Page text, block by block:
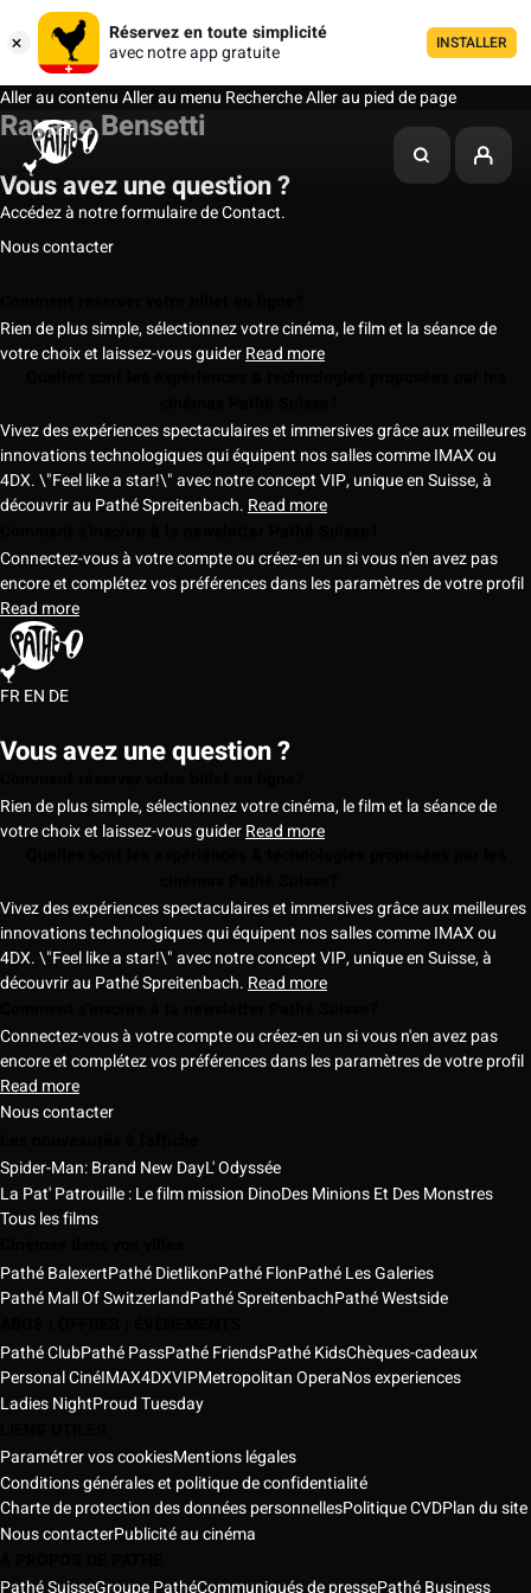
Réservez en toute simplicité
avec notre app gratuite
INSTALLER
Aller au contenuAller au menu RechercheAller au pied de page
Rayane Bensetti
Vous avez une question ?
Accédez à notre formulaire de Contact.
Nous contacter
Rien de plus simple, sélectionnez votre cinéma, le film et la séance de
votre choix et laissez-vous guiderRead more
Vivez des expériences spectaculaires et immersives grâce aux meilleures
innovations technologiques qui équipent nos salles comme IMAX ou
4DX. \"Feel like a star!\" avec notre concept VIP, unique en Suisse, à
découvrir au Pathé Spreitenbach. Read more
Connectez-vous à votre compte ou créez-en un si vous n'en avez pas
encore et complétez vos préférences dans les paramètres de votre profil
Read more
FREN DE
Vous avez une question ?
Rien de plus simple, sélectionnez votre cinéma, le film et la séance de
votre choix et laissez-vous guiderRead more
Vivez des expériences spectaculaires et immersives grâce aux meilleures
innovations technologiques qui équipent nos salles comme IMAX ou
4DX. \"Feel like a star!\" avec notre concept VIP, unique en Suisse, à
découvrir au Pathé Spreitenbach. Read more
Connectez-vous à votre compte ou créez-en un si vous n'en avez pas
encore et complétez vos préférences dans les paramètres de votre profil
Read more
Nous contacter
Spider-Man: Brand New DayL' Odyssée
La Pat' Patrouille : Le film mission DinoDes Minions Et Des Monstres
Tous les films
Pathé BalexertPathé DietlikonPathé FlonPathé Les Galeries
Pathé Mall Of SwitzerlandPathé SpreitenbachPathé Westside
Pathé ClubPathé PassPathé FriendsPathé KidsChèques-cadeaux
Personal CinéIMAX4DXVIPMetropolitan OperaNos experiences
Ladies NightProud Tuesday
Paramétrer vos cookiesMentions légales
Conditions générales et politique de confidentialité
Charte de protection des données personnellesPolitique CVDPlan du site
Nous contacterPublicité au cinéma
Pathé SuisseGroupe PathéCommuniqués de pressePathé Business